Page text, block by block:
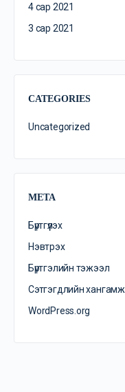
4 сар 2021
3 сар 2021
CATEGORIES
Uncategorized
META
Бүртгүүлэх
Нэвтрэх
Бүртгэлийн тэжээл
Сэтгэгдлийн хангамж
WordPress.org